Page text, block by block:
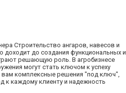
Строительство ангаров, навесов и
доходит до создания функциональных и
решающую роль. В агробизнесе
могут стать ключом к успеху
комплексные решения "под ключ",
к каждому клиенту и надежность